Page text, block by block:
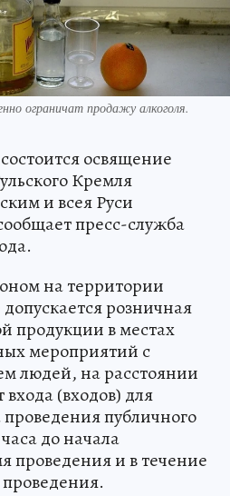
ограничат продажу алкоголя.
освящение
Кремля
и всея Руси
пресс-служба
на территории
розничная
продукции в местах
мероприятий с
людей, на расстоянии
входа (входов) для
публичного
до начала
проведения и в течение
проведения.